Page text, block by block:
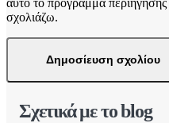
αυτό το πρόγραμμα
σχολιάζω.
Σχετικά με το blog